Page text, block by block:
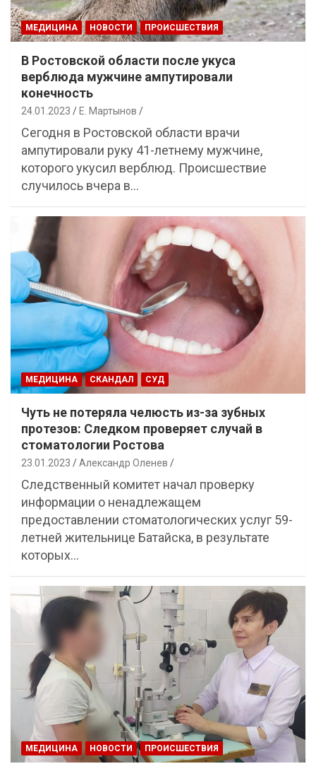
МЕДИЦИНА НОВОСТИ ПРОИСШЕСТВИЯ
В Ростовской области после укуса
верблюда мужчине ампутировали
конечность
24.01.2023 Е. Мартынов
Сегодня в Ростовской области врачи
ампутировали руку 41-летнему мужчине,
которого укусил верблюд. Происшествие
случилось вчера в…
МЕДИЦИНА СКАНДАЛ СУД
Чуть не потеряла челюсть из-за зубных
протезов: Следком проверяет случай в
стоматологии Ростова
23.01.2023 Александр Оленев
Следственный комитет начал проверку
информации о ненадлежащем
предоставлении стоматологических услуг 59-
летней жительнице Батайска, в результате
которых…
МЕДИЦИНА НОВОСТИ ПРОИСШЕСТВИЯ